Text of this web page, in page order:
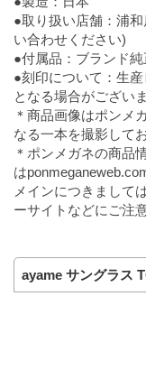
●取り扱い店舗：浦
い合わせください)
●付属品：ブランド
●刻印について：生
となる場合がございま
＊商品画像はポンメ
なる一本を撮影して
＊ポンメガネの商品
は
メインにつきまして
ーサイトなどにご注
ayame サングラス